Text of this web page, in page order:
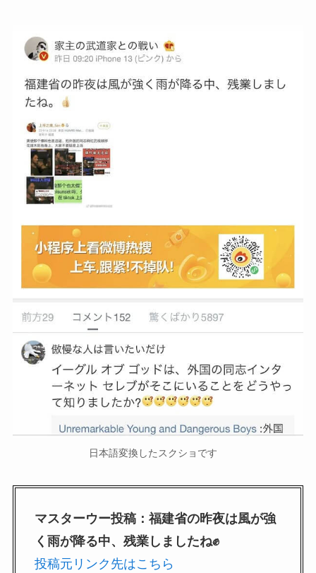
日本語変換したスクショです
マスターウー投稿：福建省の昨夜は風が強
く雨が降る中、残業しましたね✊
投稿元リンク先はこちら